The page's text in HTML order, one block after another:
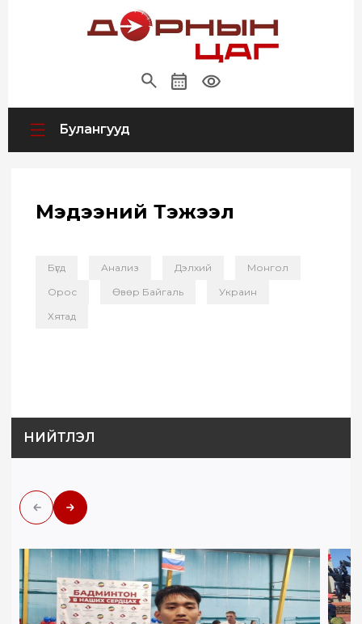
Булангууд
Мэдээний Тэжээл
Бүгд Анализ Дэлхий
Монгол
Орос
Өвөр Байгаль
Украин
Хятад
НИЙТЛЭЛ